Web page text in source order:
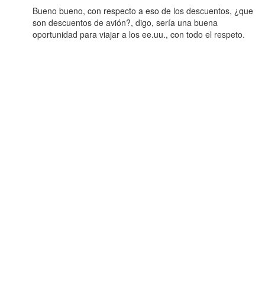
Bueno bueno, con respecto a eso de los descuentos, ¿que
son descuentos de avión?, digo, sería una buena
oportunidad para viajar a los ee.uu., con todo el respeto.